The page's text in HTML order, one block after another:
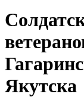
Якутска